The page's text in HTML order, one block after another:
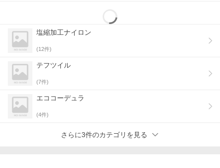
塩縮加工ナイロン
(12件)
テフツイル
(7件)
エココーデュラ
(4件)
さらに3件のカテゴリを見る